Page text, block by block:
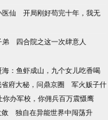
医仙 开局刚好苟完十年，我无
弟
四合院之这一次肆意人
海：鱼虾成山，九个女儿吃香喝
府大秘，问鼎京圈
军火贩子什
你办军校，你佣兵百万震慑鹰
独自在异能世界中闯荡升